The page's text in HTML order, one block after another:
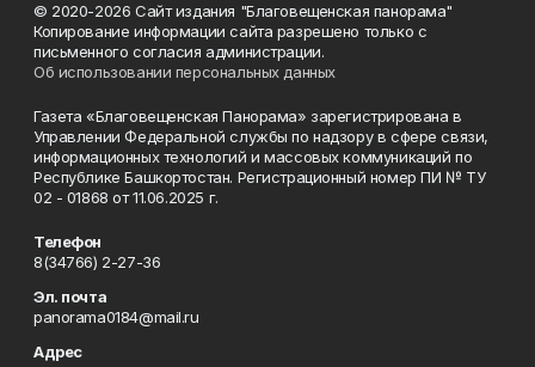
© 2020-2026 Сайт издания "Благовещенская панорама"
Копирование информации сайта разрешено только с
письменного согласия администрации.
Об использовании персональных данных
Газета «Благовещенская Панорама» зарегистрирована в
Управлении Федеральной службы по надзору в сфере связи,
информационных технологий и массовых коммуникаций по
Республике Башкортостан. Регистрационный номер ПИ № ТУ
02 - 01868 от 11.06.2025 г.
Телефон
8(34766) 2-27-36
Эл. почта
panorama0184@mail.ru
Адрес